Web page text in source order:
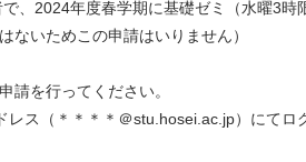
、2024年度春学期に基礎ゼミ（水曜3
ないためこの申請はいりません）
請を行ってください。
レス（＊＊＊＊＠stu.hosei.ac.jp）にてロ